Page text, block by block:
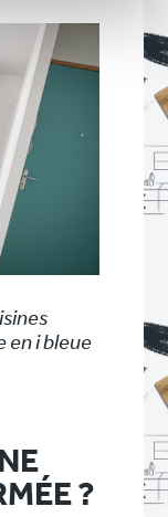
en i bleue
?